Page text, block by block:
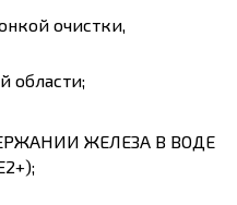
очистки,
области;
ЖЕЛЕЗА В ВОДЕ